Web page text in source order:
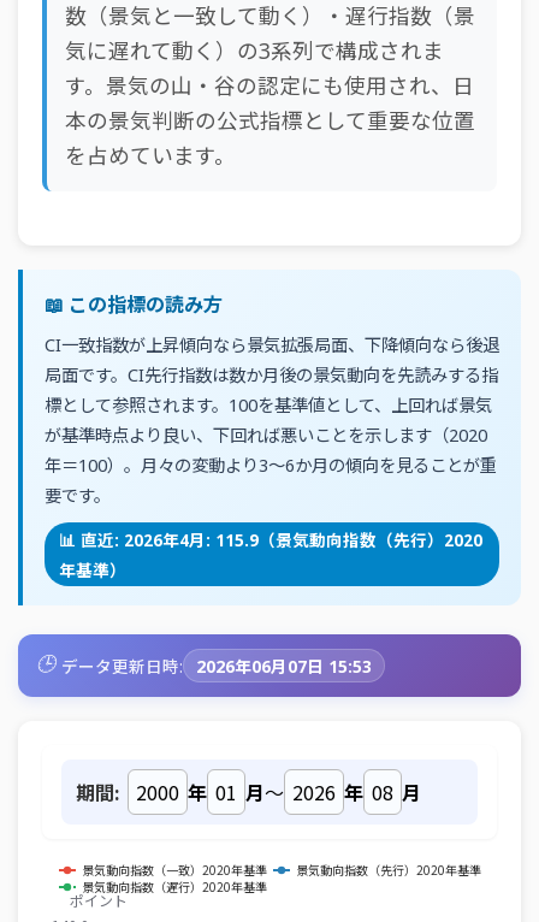
数（景気と一致して動く）・遅行指数（景
気に遅れて動く）の3系列で構成されま
す。景気の山・谷の認定にも使用され、日
本の景気判断の公式指標として重要な位置
を占めています。
📖 この指標の読み方
CI一致指数が上昇傾向なら景気拡張局面、下降傾向なら後退
局面です。CI先行指数は数か月後の景気動向を先読みする指
標として参照されます。100を基準値として、上回れば景気
が基準時点より良い、下回れば悪いことを示します（2020
年＝100）。月々の変動より3〜6か月の傾向を見ることが重
要です。
📊 直近: 2026年4月: 115.9（景気動向指数（先行）2020
年基準）
🕒 データ更新日時: 2026年06月07日 15:53
期間: 年 月～ 年 月